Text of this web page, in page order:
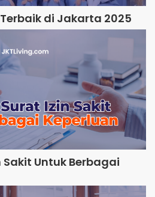
di Jakarta 2025
Untuk Berbagai